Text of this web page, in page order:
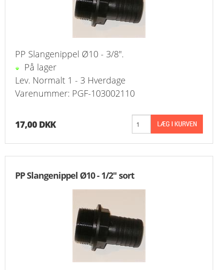
PP Slangenippel Ø10 - 3/8".
På lager
Lev. Normalt 1 - 3 Hverdage
Varenummer: PGF-103002110
17,00 DKK
PP Slangenippel Ø10 - 1/2" sort